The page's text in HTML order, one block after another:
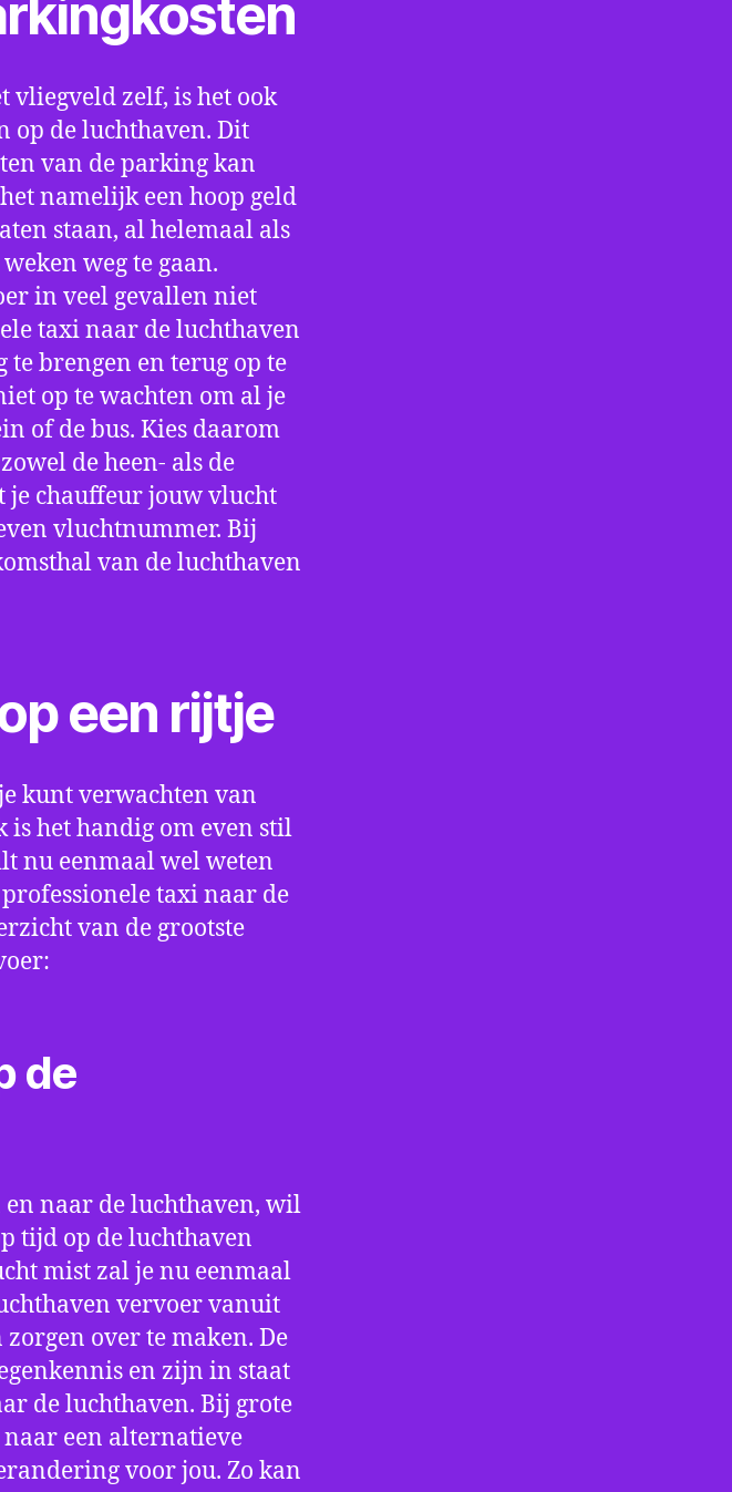
vliegveld zelf, is het ook
op de luchthaven. Dit
van de parking kan
namelijk een hoop geld
staan, al helemaal als
weg te gaan.
in veel gevallen niet
taxi naar de luchthaven
te brengen en terug op te
op te wachten om al je
of de bus. Kies daarom
de heen- als de
je chauffeur jouw vlucht
vluchtnummer. Bij
van de luchthaven
een rijtje
kunt verwachten van
het handig om even stil
nu eenmaal wel weten
taxi naar de
van de grootste
de
naar de luchthaven, wil
tijd op de luchthaven
mist zal je nu eenmaal
vervoer vanuit
over te maken. De
en zijn in staat
de luchthaven. Bij grote
een alternatieve
voor jou. Zo kan